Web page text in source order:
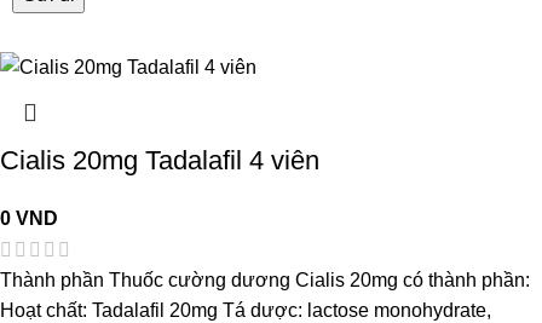
Cialis 20mg Tadalafil 4 viên
0VND
Thành phần Thuốc cường dương Cialis 20mg có thành phần:
Hoạt chất: Tadalafil 20mg Tá dược: lactose monohydrate,